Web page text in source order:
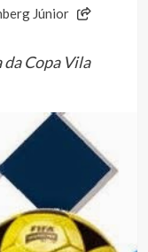
Júnior
da Copa Vila